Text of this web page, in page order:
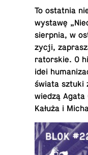
To ostat­nia
wystawę
sierp­nia, w
zy­cji,
ra­tor­skie. O
idei
świata sztuki
wie­dzą Agata
Kałuża i